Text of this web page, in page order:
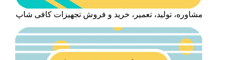
مشاوره، تولید، تعمیر، خرید و فروش تجهیزات کافی شاپ